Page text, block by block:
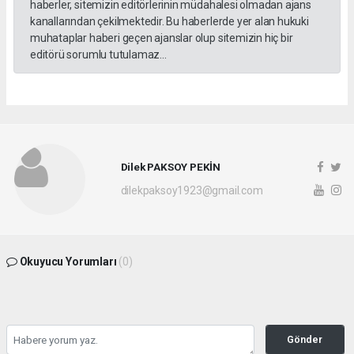
haberler, sitemizin editörlerinin müdahalesi olmadan ajans
kanallarından çekilmektedir. Bu haberlerde yer alan hukuki
muhataplar haberi geçen ajanslar olup sitemizin hiç bir
editörü sorumlu tutulamaz...
Dilek PAKSOY PEKİN
dilekpaksoy1923@gmail.com
Okuyucu Yorumları (0)
Gönder